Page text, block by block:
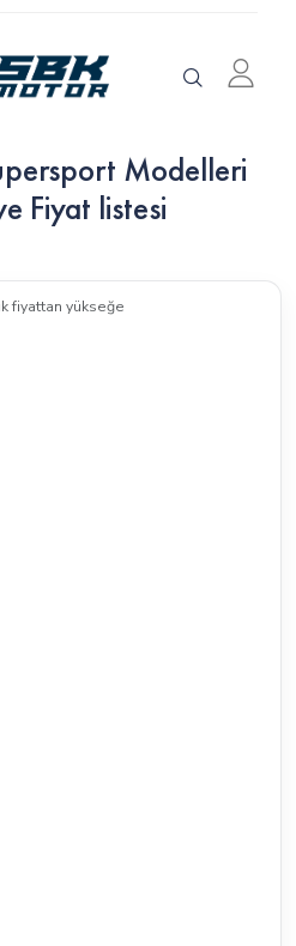
Modelleri
Fiyat listesi
fiyattan yükseğe